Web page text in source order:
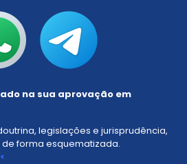
na sua aprovação em
legislações e jurisprudência,
forma esquematizada.